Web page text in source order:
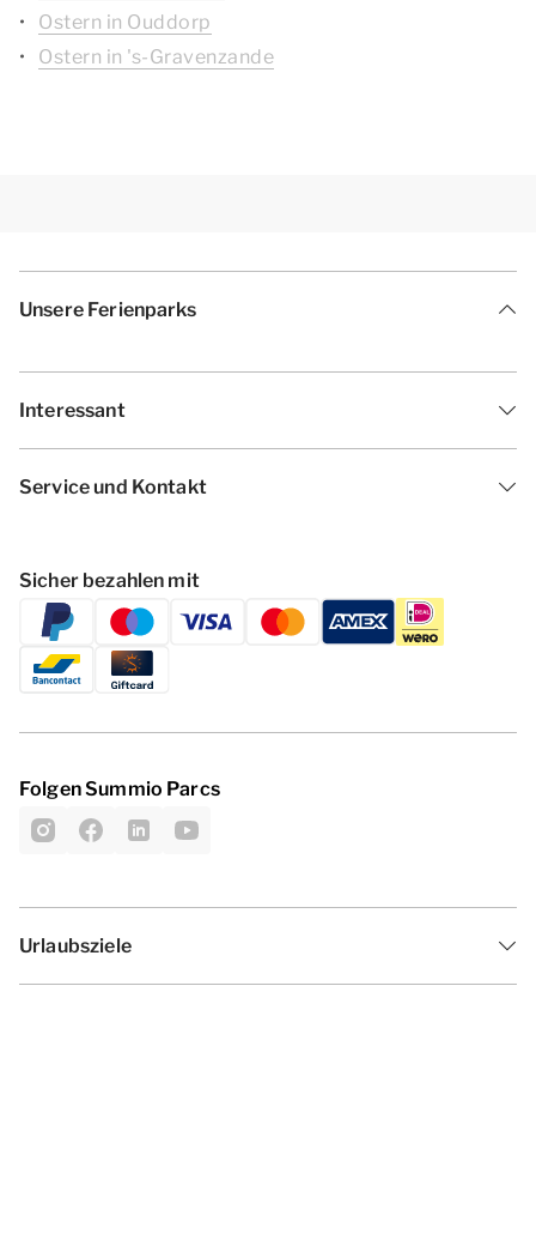
Ostern in Ouddorp
Ostern in 's-Gravenzande
Unsere Ferienparks
Interessant
Service und Kontakt
Sicher bezahlen mit
Folgen Summio Parcs
Urlaubsziele